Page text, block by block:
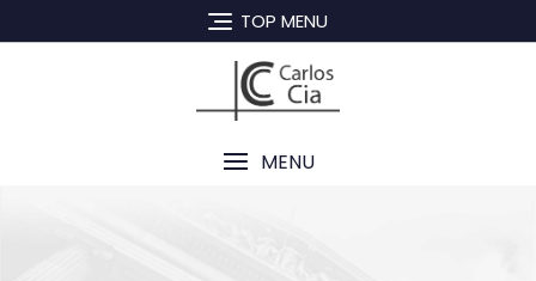
TOP MENU
MENU